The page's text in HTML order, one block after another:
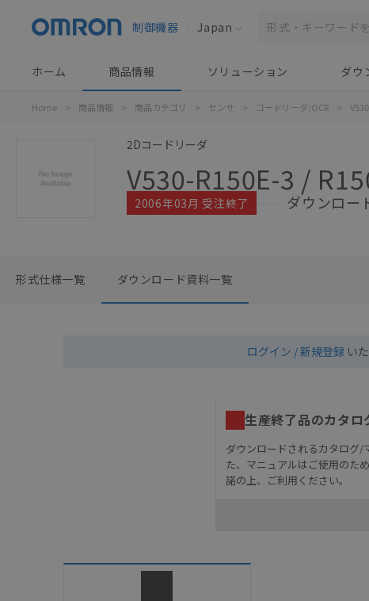
制御機器 Japan
ホーム 商品情報 ソリューション ダウ
Home > 商品情報 > 商品カテゴリ > センサ > コードリーダ/OCR >
2Dコードリーダ
V530-R150E-3 /
2006年03月 受注終了 ダウンロー
形式仕様一覧 ダウンロード資料一覧
ログイン / 新規登録 い
生産終了品のカタ
ダウンロードされるカタログ/
た、マニュアルはご使用のた
諾の上、ご利用ください。
お客様が本製品を人命や
長設計により必要な安全
カタログ/マニュアルに記